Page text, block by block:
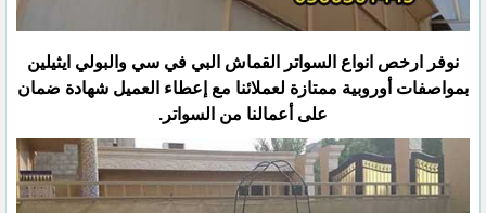
نوفر ارخص انواع السواتر القماش البي في سي والبولي ايثيلين
بمواصفات أوروبية ممتازة لعملائنا مع إعطاء العميل شهادة ‏ضمان
على أعمالنا من السواتر.‏